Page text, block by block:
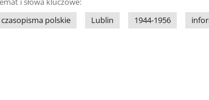
i słowa kluczowe:
czasopisma polskie
Lublin 1944-1956